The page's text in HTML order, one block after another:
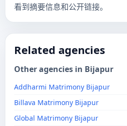
看到摘要信息和公开链接。
Related agencies
Other agencies in Bijapur
Addharmi Matrimony Bijapur
Billava Matrimony Bijapur
Global Matrimony Bijapur